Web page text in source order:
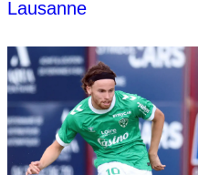
Lausanne